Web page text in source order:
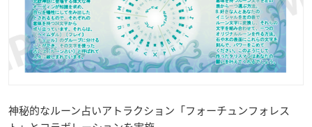
神秘的なルーン占いアトラクション「フォーチュンフォレス